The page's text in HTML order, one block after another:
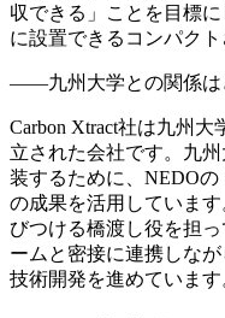
収できる」ことを目標
に設置できるコンパクト
——九州大学との関係は
Carbon Xtract社は九州
立された会社です。九
装するために、NEDOの
の成果を活用していま
びつける橋渡し役を担
ームと密接に連携しな
技術開発を進めています